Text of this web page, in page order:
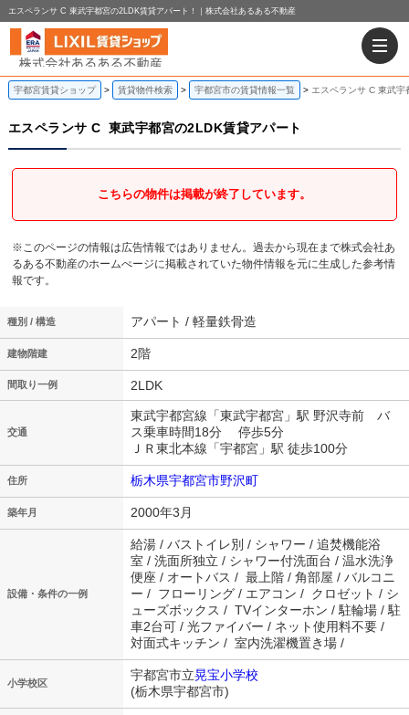
エスペランサ C 東武宇都宮の2LDK賃貸アパート！｜株式会社あるある不動産
宇都宮賃貸ショップ 賃貸物件検索 宇都宮市の賃貸情報一覧 エスペランサ C 東武
エスペランサ C 東武宇都宮の2LDK賃貸アパート
こちらの物件は掲載が終了しています。
※このページの情報は広告情報ではありません。過去から現在まで株式会社あ
るある不動産のホームぺージに掲載されていた物件情報を元に生成した参考情
報です。
種別 / 構造 アパート / 軽量鉄骨造
建物階建 2階
間取り一例 2LDK
交通
東武宇都宮線「東武宇都宮」駅 野沢寺前 バ
ス乗車時間18分 停歩5分
ＪＲ東北本線「宇都宮」駅 徒歩100分
住所 栃木県宇都宮市野沢町
築年月 2000年3月
設備・条件の一例
給湯 / バストイレ別 / シャワー / 追焚機能浴
室 / 洗面所独立 / シャワー付洗面台 / 温水洗浄
便座 / オートバス / 最上階 / 角部屋 / バルコニ
ー / フローリング / エアコン / クロゼット / シ
ューズボックス / TVインターホン / 駐輪場 / 駐
車2台可 / 光ファイバー / ネット使用料不要 /
対面式キッチン / 室内洗濯機置き場 /
小学校区
宇都宮市立晃宝小学校
(栃木県宇都宮市)